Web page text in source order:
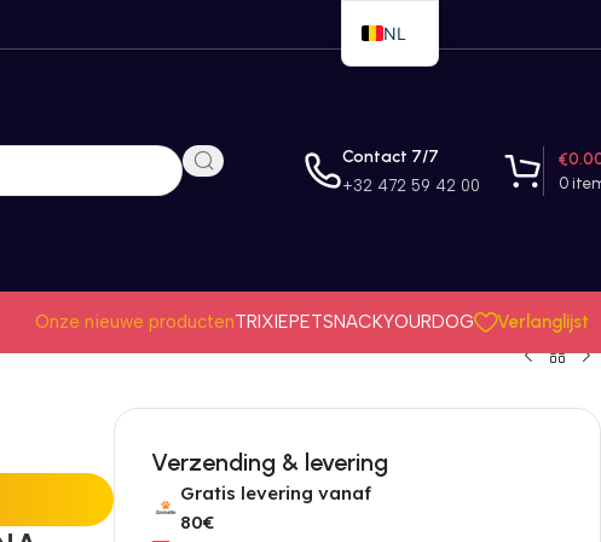
Contact 7/7
+32 472 59 42 00 0
€
Onze nieuwe productenTRIXIEPETSNACKYOURDOG
Verlanglijst
Verzending & levering
Gratis levering vanaf
80€
NL
EN